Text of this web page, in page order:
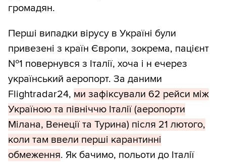
громадян.
Перші випадки вірусу в Україні були
привезені з країн Європи, зокрема, пацієнт
№1 повернувся з Італії, хоча і н ечерез
український аеропорт. За даними
Flightradar24, ми зафіксували 62 рейси між
Україною та північчю Італії (аеропорти
Мілана, Венеції та Турина) після 21 лютого,
коли там ввели перші карантинні
обмеження. Як бачимо, польоти до Італії